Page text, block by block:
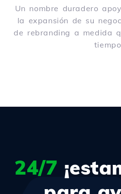
Un nombre duradero
la expansión de su
de rebranding a medida
24/7